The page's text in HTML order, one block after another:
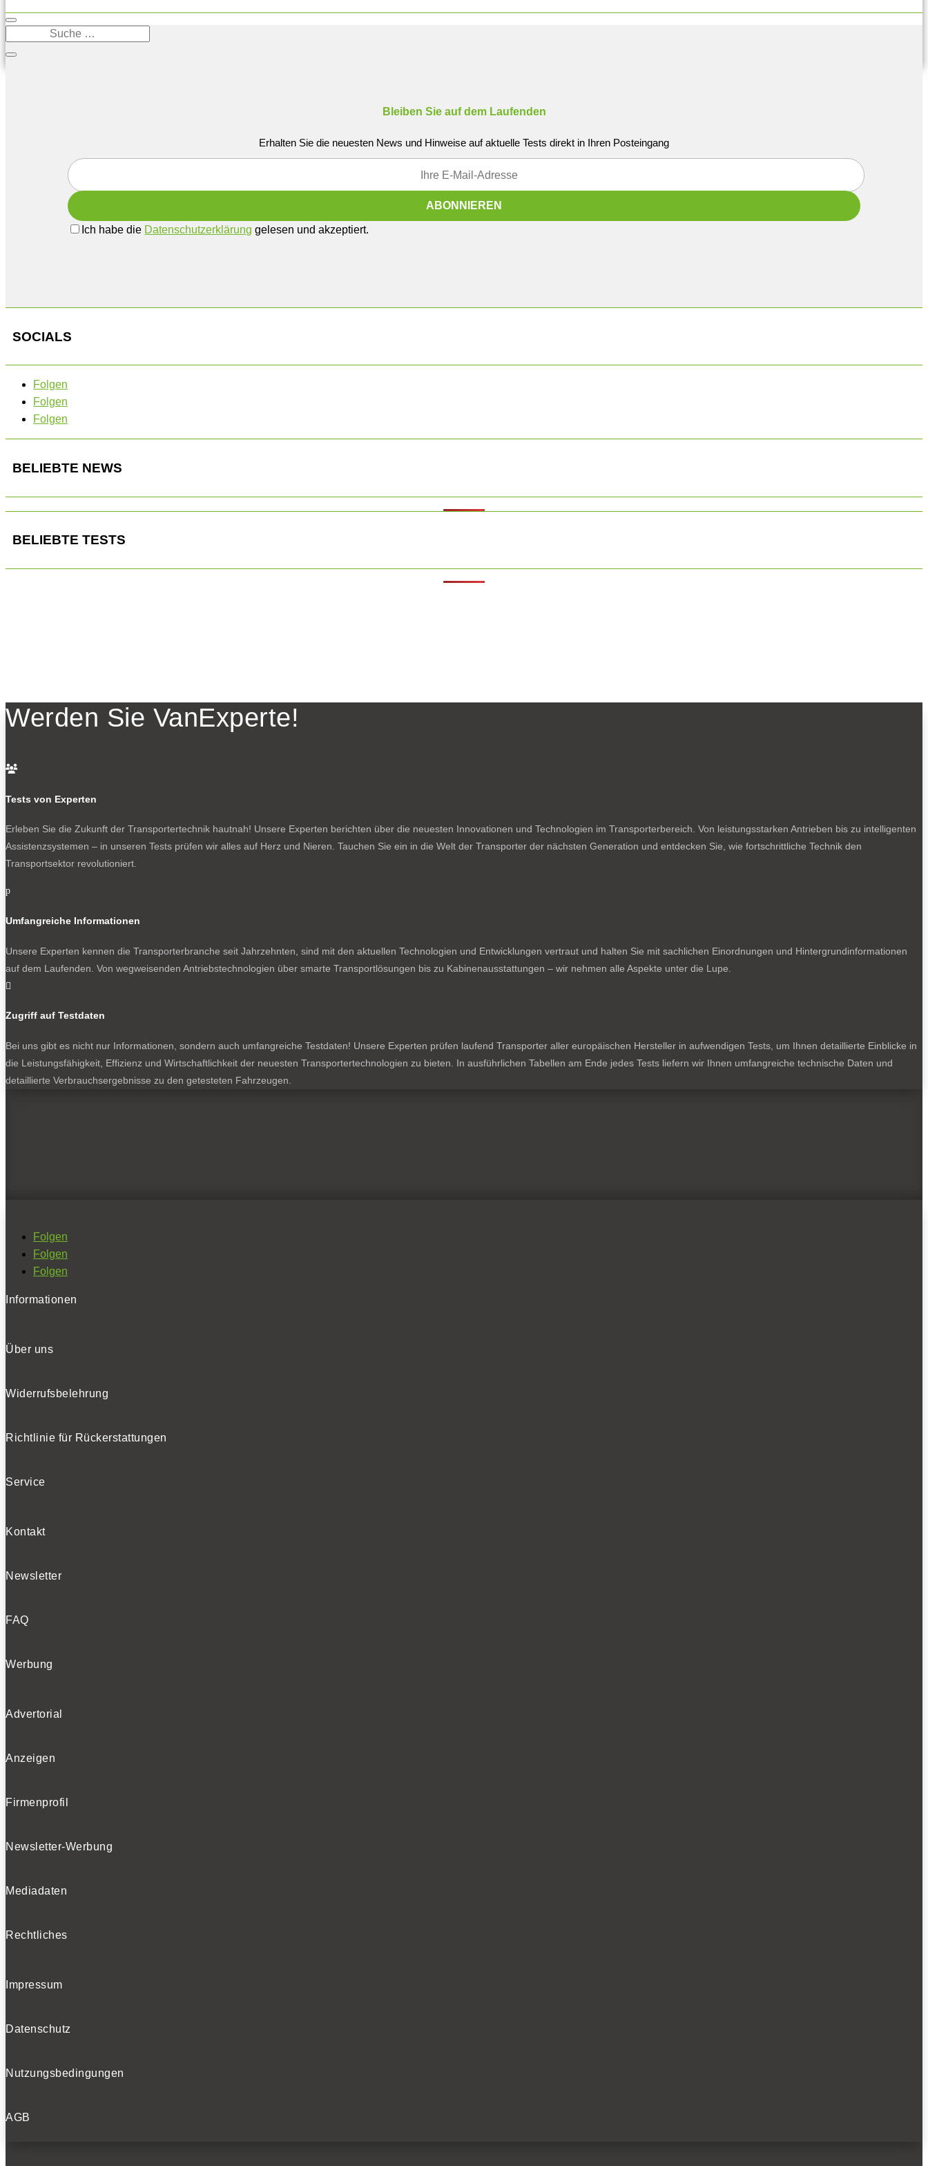
Bleiben Sie auf dem Laufenden
Erhalten Sie die neuesten News und Hinweise auf aktuelle Tests direkt in Ihren Posteingang
Ich habe die Datenschutzerklärung gelesen und akzeptiert.
SOCIALS
Folgen
Folgen
Folgen
BELIEBTE NEWS
BELIEBTE TESTS
Werden Sie VanExperte!

Tests von Experten
Erleben Sie die Zukunft der Transportertechnik hautnah! Unsere Experten berichten über die neuesten Innovationen und Technologien im Transporterbereich. Von leistungsstarken Antrieben bis zu intelligenten
Assistenzsystemen – in unseren Tests prüfen wir alles auf Herz und Nieren. Tauchen Sie ein in die Welt der Transporter der nächsten Generation und entdecken Sie, wie fortschrittliche Technik den
Transportsektor revolutioniert.
p
Umfangreiche Informationen
Unsere Experten kennen die Transporterbranche seit Jahrzehnten, sind mit den aktuellen Technologien und Entwicklungen vertraut und halten Sie mit sachlichen Einordnungen und Hintergrundinformationen
auf dem Laufenden. Von wegweisenden Antriebstechnologien über smarte Transportlösungen bis zu Kabinenausstattungen – wir nehmen alle Aspekte unter die Lupe.

Zugriff auf Testdaten
Bei uns gibt es nicht nur Informationen, sondern auch umfangreiche Testdaten! Unsere Experten prüfen laufend Transporter aller europäischen Hersteller in aufwendigen Tests, um Ihnen detaillierte Einblicke in
die Leistungsfähigkeit, Effizienz und Wirtschaftlichkeit der neuesten Transportertechnologien zu bieten. In ausführlichen Tabellen am Ende jedes Tests liefern wir Ihnen umfangreiche technische Daten und
detaillierte Verbrauchsergebnisse zu den getesteten Fahrzeugen.
Folgen
Folgen
Folgen
Informationen
Über uns
Widerrufsbelehrung
Richtlinie für Rückerstattungen
Service
Kontakt
Newsletter
FAQ
Werbung
Advertorial
Anzeigen
Firmenprofil
Newsletter-Werbung
Mediadaten
Rechtliches
Impressum
Datenschutz
Nutzungsbedingungen
AGB